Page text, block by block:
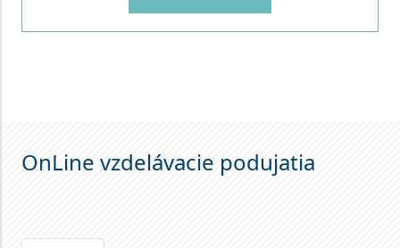
OnLine vzdelávacie podujatia